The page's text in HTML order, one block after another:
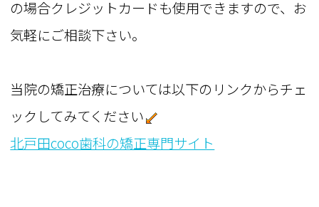
の場合クレジットカードも使用できますので、お
気軽にご相談下さい。
当院の矯正治療については以下のリンクからチェ
ックしてみてください
北戸田coco歯科の矯正専門サイト